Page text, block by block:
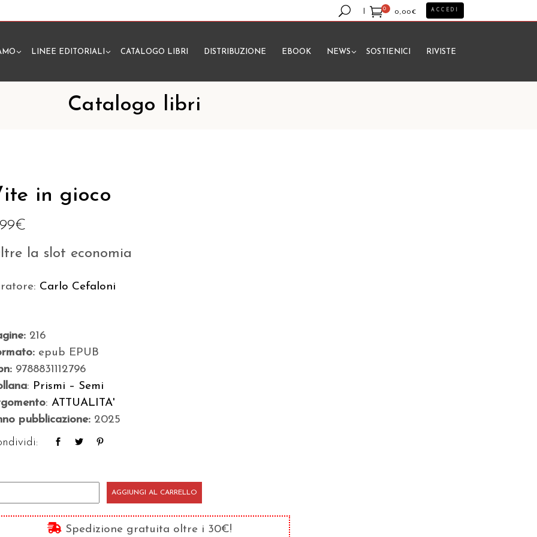
0
0,00€
Nessun prodotto nel carrello.
ACCEDI
LINEE EDITORIALI CATALOGO LIBRI DISTRIBUZIONE EBOOK NEWS SOSTIENICI RIVISTE
Catalogo libri
in gioco
€
la slot economia
Carlo Cefaloni
216
epub EPUB
9788831112796
: Prismi – Semi
:ATTUALITA'
pubblicazione: 2025
AGGIUNGI AL CARRELLO
Spedizione gratuita oltre i 30€!